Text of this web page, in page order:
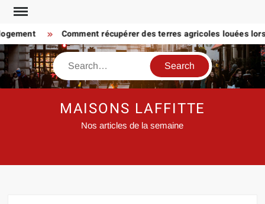
Skip
content
Comment récupérer des terres agricoles louées
Search
MAISONS LAFFITTE
Nos articles de la semaine